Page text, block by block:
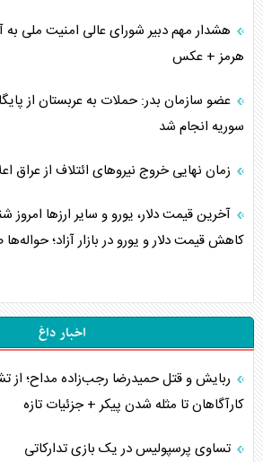
هشدار مهم دبیر شورای عالی امنیت ملی به
هرمز + عکس
عضو سازمان بدر: حملات به عربستان از
سوریه انجام شد
زمان نهایی خروج نیرو‌های ائتلاف از عراق
کاهش قیمت دلار و یورو در بازار آزاد؛
اخبار داغ
ربایش و قتل حمیدرضا رجب‌زاده مداح؛ از
کارآگاهان تا مثله شدن پیکر + جزئیات تازه
تساوی پرسپولیس در یک بازی تدارکاتی